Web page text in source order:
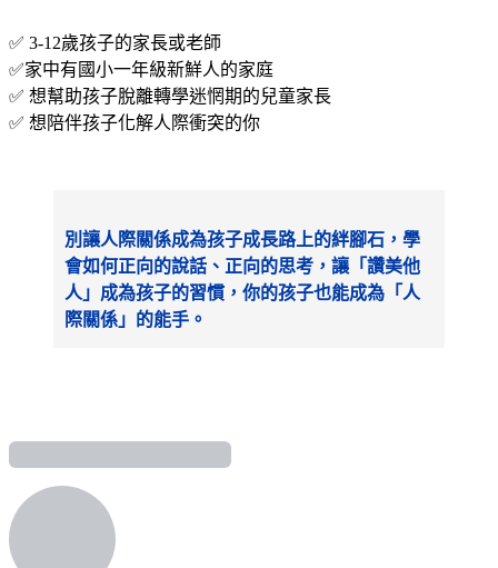
✅ 3-12歲孩子的家長或老師
✅家中有國小一年級新鮮人的家庭
✅ 想幫助孩子脫離轉學迷惘期的兒童家長
✅ 想陪伴孩子化解人際衝突的你
別讓人際關係成為孩子成長路上的絆腳石，學
會如何正向的說話、正向的思考，讓「讚美他
人」成為孩子的習慣，你的孩子也能成為「人
際關係」的能手。